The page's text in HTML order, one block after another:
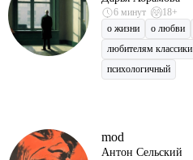
6 минут
18+
о жизни
о любви
любителям классики
психологичный
mod
Антон Сельский